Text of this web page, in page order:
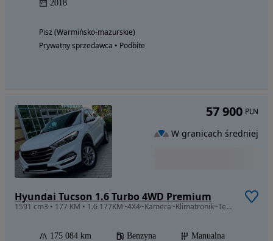
2018
Pisz (Warmińsko-mazurskie)
Prywatny sprzedawca • Podbite
Hyundai Tucson 1.6 Turbo 4WD Premium
1591 cm3 • 177 KM • 1.6 177KM~4X4~Kamera~Klimatronik~Tempomat~Podgrz.fotele,kierownica~Hak
175 084 km Benzyna
Manualna
57 900 PLN
W granicach średniej